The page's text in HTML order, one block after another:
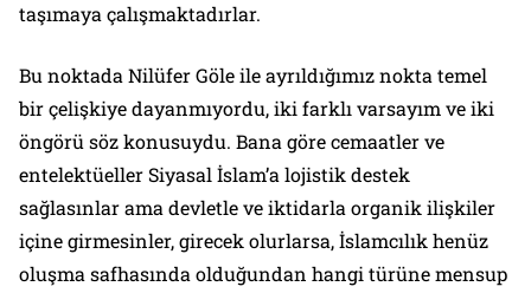
taşımaya çalışmaktadırlar.
Bu noktada Nilüfer Göle ile ayrıldığımız nokta temel
bir çelişkiye dayanmıyordu, iki farklı varsayım ve iki
öngörü söz konusuydu. Bana göre cemaatler ve
entelektüeller Siyasal İslam’a lojistik destek
sağlasınlar ama devletle ve iktidarla organik ilişkiler
içine girmesinler, girecek olurlarsa, İslamcılık henüz
oluşma safhasında olduğundan hangi türüne mensup